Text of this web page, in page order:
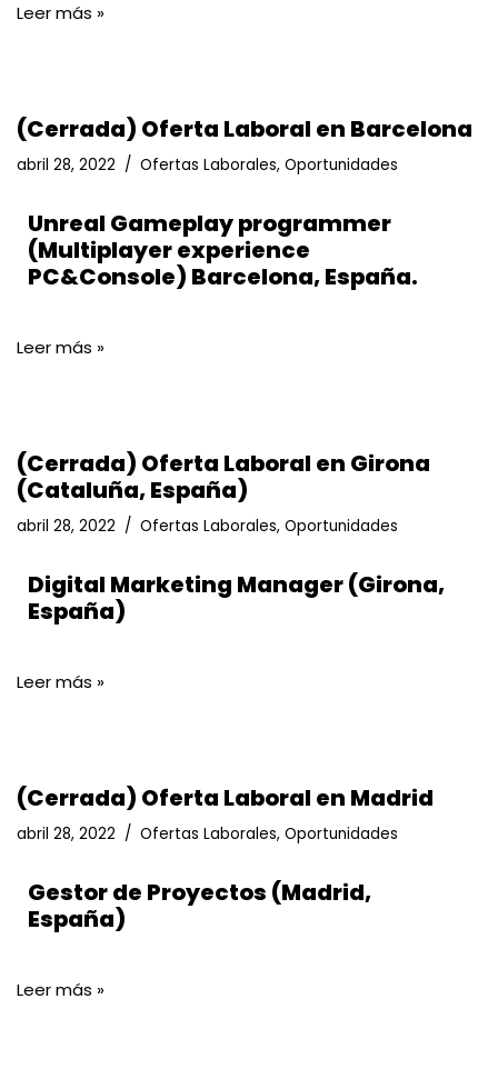
Leer más »
(Cerrada) Oferta Laboral en Barcelona
abril 28, 2022 Ofertas Laborales, Oportunidades
Unreal Gameplay programmer
(Multiplayer experience
PC&Console) Barcelona, España.
Leer más »
(Cerrada) Oferta Laboral en Girona
(Cataluña, España)
abril 28, 2022 Ofertas Laborales, Oportunidades
Digital Marketing Manager (Girona,
España)
Leer más »
(Cerrada) Oferta Laboral en Madrid
abril 28, 2022 Ofertas Laborales, Oportunidades
Gestor de Proyectos (Madrid,
España)
Leer más »